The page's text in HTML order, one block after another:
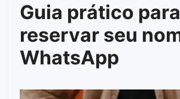
Guia prático para
reservar seu
WhatsApp